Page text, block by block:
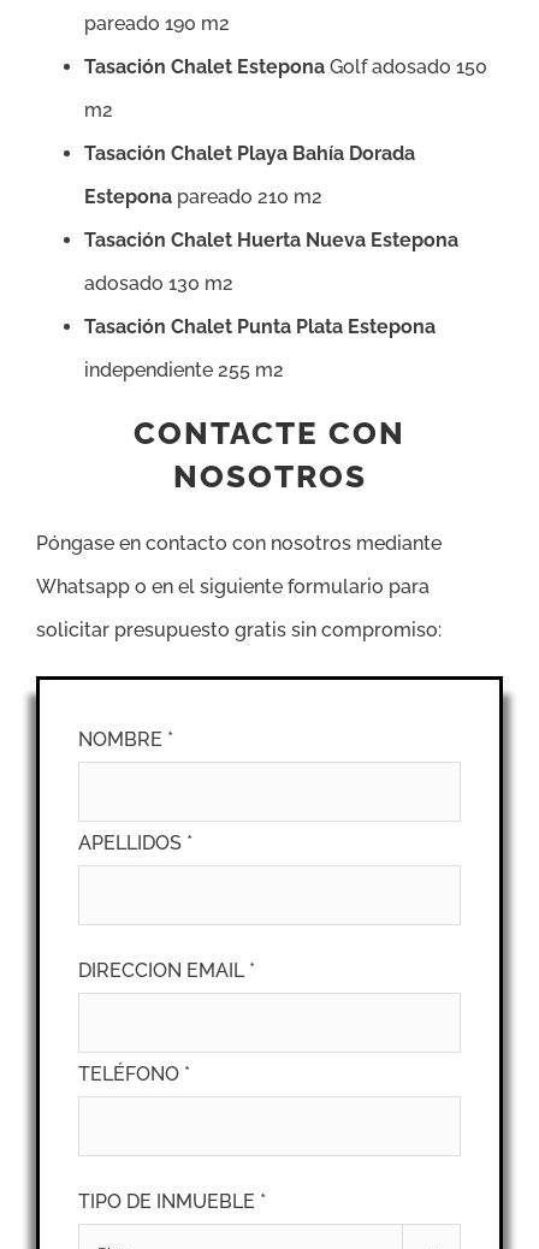
pareado 190 m2
Tasación Chalet Estepona Golf adosado 150
m2
Tasación Chalet Playa Bahía Dorada
Estepona pareado 210 m2
Tasación Chalet Huerta Nueva Estepona
adosado 130 m2
Tasación Chalet Punta Plata Estepona
independiente 255 m2
CONTACTE CON
NOSOTROS
Póngase en contacto con nosotros mediante
Whatsapp o en el siguiente formulario para
solicitar presupuesto gratis sin compromiso:
NOMBRE *
APELLIDOS *
DIRECCION EMAIL *
TELÉFONO *
TIPO DE INMUEBLE *